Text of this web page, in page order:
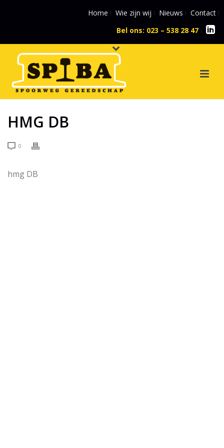
Home Wie zijn wij Nieuws
Contact
Bel ons: 023 – 538 28 47
HMG DB
0
hmg DB